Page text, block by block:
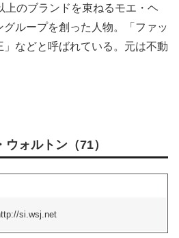
上のブランドを束ねるモエ・ヘ
ループを創った人物。「ファッ
などと呼ばれている。元は不動
ォルトン（71）
si.wsj.net